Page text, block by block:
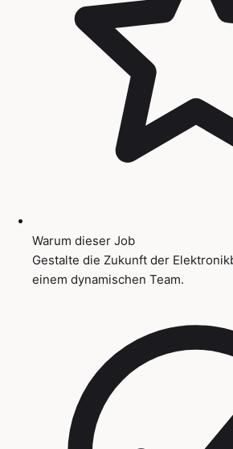
Warum dieser Job
Gestalte die Zukunft der
einem dynamischen Team.